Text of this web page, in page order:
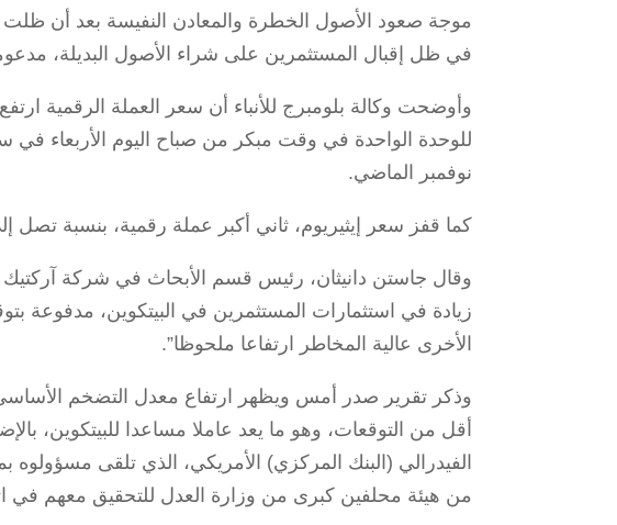
موجة صعود الأصول الخطرة ⁠والمعادن النفيسة بعد أن
في ظل إقبال المستثمرين على شراء الأصول البديلة،
نوفمبر الماضي.
كما قفز سعر إيثيريوم، ثاني أكبر عملة رقمية، بنسبة تصل إلى
وقال جاستن دانيثان، رئيس قسم الأبحاث في شركة آركتيك
زيادة في ​استثمارات المستثمرين في البيتكوين، مدفوعة
الأخرى ​عالية المخاطر ارتفاعا ملحوظا”.
وذكر تقرير صدر أمس ويظهر ارتفاع معدل التضخم الأساسي
أقل من التوقعات، وهو ما يعد عاملا مساعدا للبيتكوين،
الفيدرالي (البنك المركزي) الأمريكي، الذي تلقى
من هيئة محلفين كبرى من وزارة العدل للتحقيق معهم في